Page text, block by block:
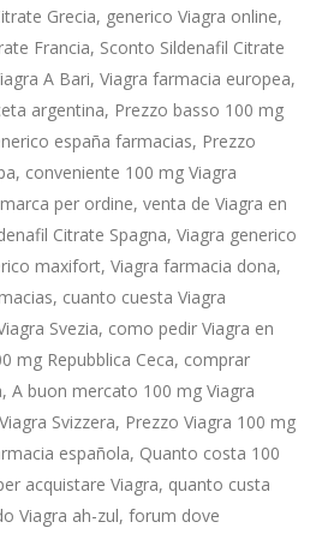
Grecia, generico Viagra online,
Francia, Sconto Sildenafil Citrate
A Bari, Viagra farmacia europea,
argentina, Prezzo basso 100 mg
españa farmacias, Prezzo
conveniente 100 mg Viagra
per ordine, venta de Viagra en
Citrate Spagna, Viagra generico
maxifort, Viagra farmacia dona,
cuanto cuesta Viagra
Svezia, como pedir Viagra en
mg Repubblica Ceca, comprar
A buon mercato 100 mg Viagra
Svizzera, Prezzo Viagra 100 mg
española, Quanto costa 100
acquistare Viagra, quanto custa
Viagra ah-zul, forum dove